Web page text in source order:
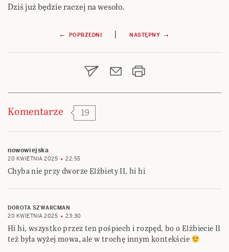
Dziś już będzie raczej na wesoło.
Nawigacja
wpisu
← POPRZEDNI | NASTĘPNY →
Komentarze 19
nowowiejska
20 KWIETNIA 2025 22:55
Chyba nie przy dworze Elżbiety II, hi hi
DOROTA SZWARCMAN
20 KWIETNIA 2025
23:30
Hi hi, wszystko przez ten pośpiech i rozpęd, bo o Elżbiecie II
też była wyżej mowa, ale w trochę innym kontekście